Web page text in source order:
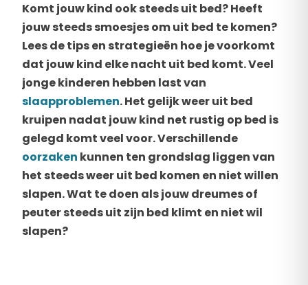
Komt jouw kind ook steeds uit bed? Heeft
jouw steeds smoesjes om uit bed te komen?
Lees de tips en strategieën hoe je voorkomt
dat jouw kind elke nacht uit bed komt. Veel
jonge kinderen hebben last van
slaapproblemen. Het gelijk weer uit bed
kruipen nadat jouw kind net rustig op bed is
gelegd komt veel voor. Verschillende
oorzaken kunnen ten grondslag liggen van
het steeds weer uit bed komen en niet willen
slapen. Wat te doen als jouw dreumes of
peuter steeds uit zijn bed klimt en niet wil
slapen?